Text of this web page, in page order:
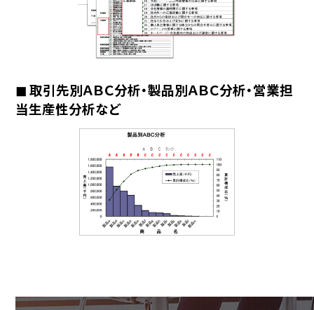
◼︎ 取引先別ＡＢＣ分析・製品別ＡＢＣ分析・営業担
当生産性分析など